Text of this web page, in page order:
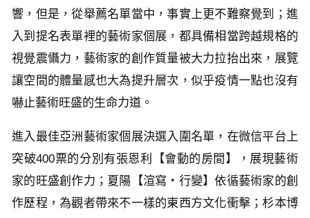
響，但是，從舉薦名單當中，事實上更不難察覺到；進
入到提名表單裡的藝術家個展，都具備相當跨越規格的
視覺震懾力，藝術家的創作質量被大力拉抬出來，展覽
讓空間的體量感也大為提升層次，似乎疫情一點也沒有
嚇止藝術旺盛的生命力道。
進入最佳亞洲藝術家個展決選入圍名單，在微信平台上
突破400票的分別有張恩利【會動的房間】，展現藝術
家的旺盛創作力；夏陽【渲寫‧行變】依循藝術家的創
作歷程，為觀者帶來不一樣的東西方文化衝擊；杉本博